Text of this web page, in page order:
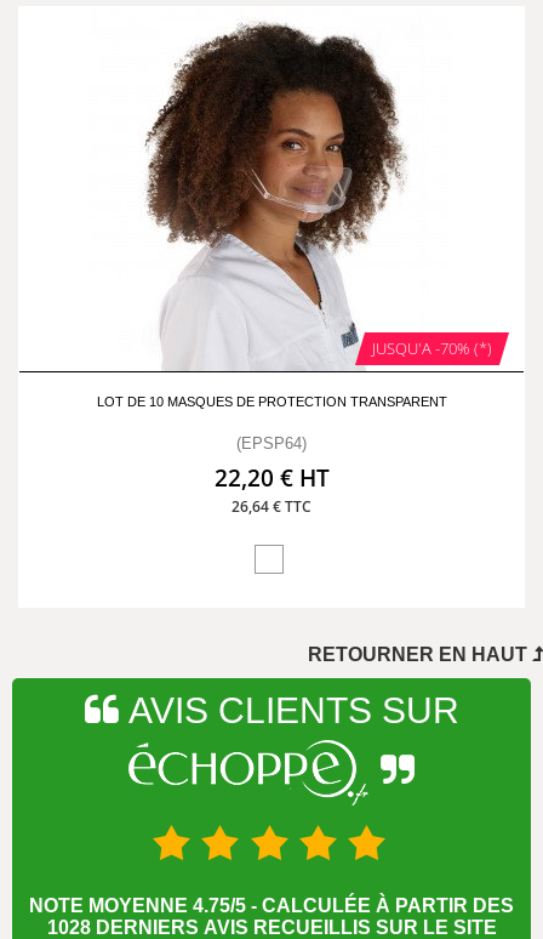
JUSQU'A -70% (*)
LOT DE 10 MASQUES DE PROTECTION TRANSPARENT
(EPSP64)
22,20 € HT
26,64 € TTC
RETOURNER EN HAUT
NOTE MOYENNE 4.75/5 - CALCULÉE À PARTIR DES
1028 DERNIERS AVIS RECUEILLIS SUR LE SITE